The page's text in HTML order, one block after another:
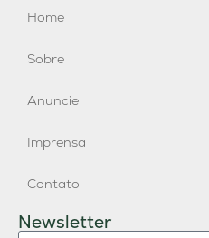
Home
Sobre
Anuncie
Imprensa
Contato
Newsletter